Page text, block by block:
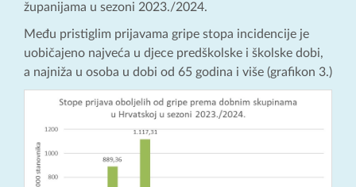
županijama u sezoni 2023./2024.
Među pristiglim prijavama gripe stopa incidencije je
uobičajeno najveća u djece predškolske i školske dobi,
a najniža u osoba u dobi od 65 godina i više (grafikon 3.)